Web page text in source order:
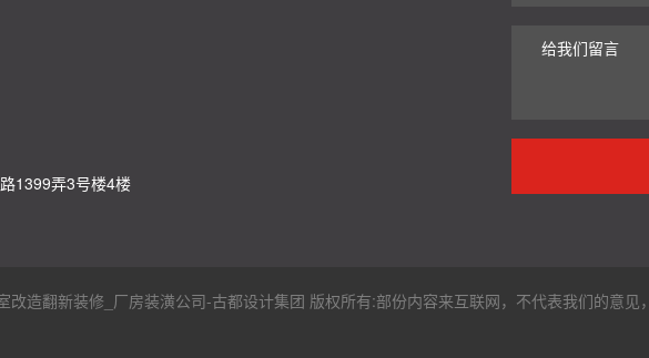
1399弄3号楼4楼
造翻新装修_厂房装潢公司-古都设计集团 版权所有:部份内容来互联网，不代表我们的意见